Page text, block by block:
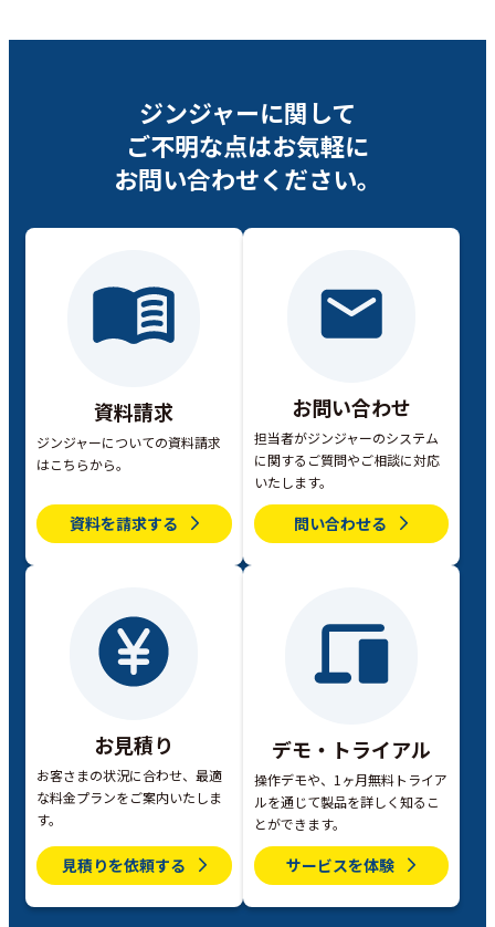
ジンジャーに関して
ご不明な点はお気軽に
お問い合わせください。
資料請求
ジンジャーについての資料請求
はこちらから。
資料を請求する
お問い合わせ
担当者がジンジャーのシステム
に関するご質問やご相談に対応
いたします。
問い合わせる
お見積り
お客さまの状況に合わせ、最適
な料金プランをご案内いたしま
す。
見積りを依頼する
デモ・トライアル
操作デモや、1ヶ月無料トライア
ルを通じて製品を詳しく知るこ
とができます。
サービスを体験